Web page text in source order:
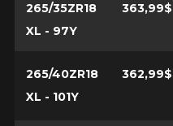
265/35ZR18
XL - 97Y
363,99$
265/40ZR18
XL - 101Y
362,99$